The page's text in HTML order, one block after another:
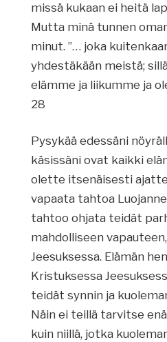
missä kukaan ei heitä
Mutta minä tunnen
minut. ”… joka
yhdestäkään meistä;
elämme ja liikumme ja
28
Pysykää edessäni
käsissäni ovat kaikki
olette itsenäisesti
vapaata tahtoa
tahtoo ohjata teidät
mahdolliseen
Jeesuksessa. Elämän
Kristuksessa
teidät synnin ja
Näin ei teillä tarvitse
kuin niillä, jotka